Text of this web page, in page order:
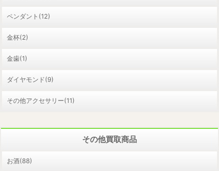
ペンダント(12)
金杯(2)
金歯(1)
ダイヤモンド(9)
その他アクセサリー(11)
その他買取商品
お酒(88)